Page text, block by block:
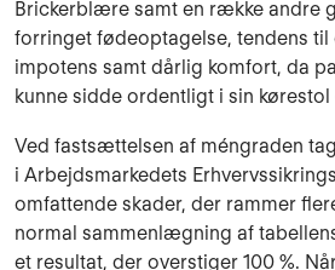
Brickerblære samt en række andre
forringet fødeoptagelse, tendens
impotens samt dårlig komfort, da
kunne sidde ordentligt i sin kørestol
Ved fastsættelsen af méngraden
i Arbejdsmarkedets
omfattende skader, der rammer
normal sammenlægning af
et resultat, der overstiger 100 %.